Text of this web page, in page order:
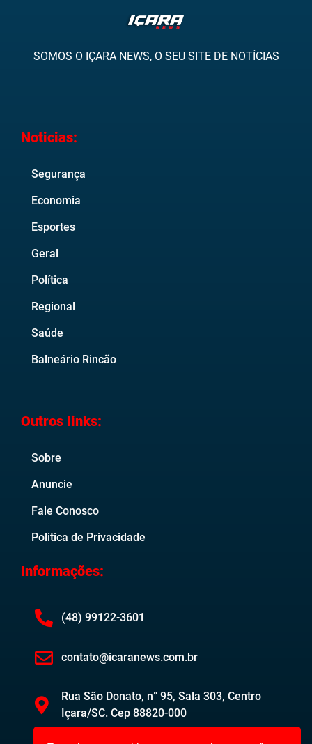
SOMOS O IÇARA NEWS, O SEU SITE DE NOTÍCIAS
Noticias:
Segurança
Economia
Esportes
Geral
Política
Regional
Saúde
Balneário Rincão
Outros links:
Sobre
Anuncie
Fale Conosco
Politica de Privacidade
Informações:
(48) 99122-3601
contato@icaranews.com.br
Rua São Donato, n° 95, Sala 303, Centro
Içara/SC. Cep 88820-000